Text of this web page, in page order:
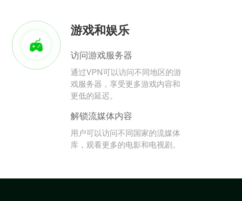
游戏和娱乐
访问游戏服务器
通过VPN可以访问不同地区的游
戏服务器，享受更多游戏内容和
更低的延迟。
解锁流媒体内容
用户可以访问不同国家的流媒体
库，观看更多的电影和电视剧。